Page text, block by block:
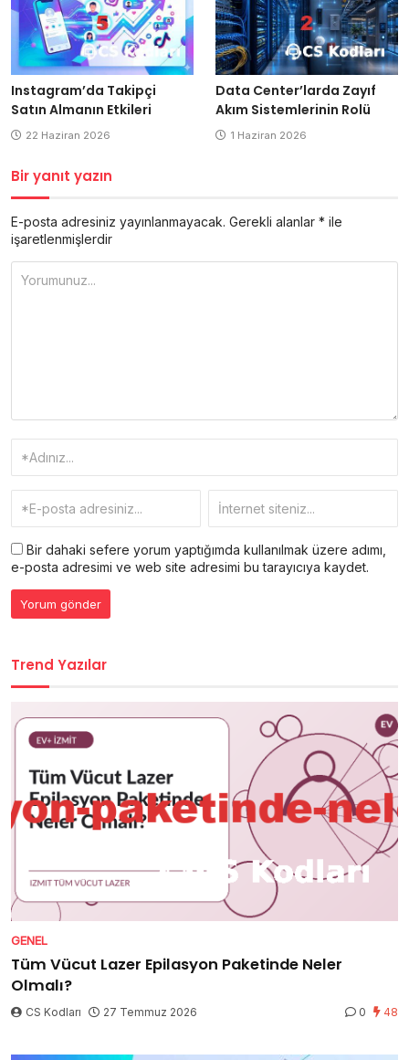
Instagram’da Takipçi
Satın Almanın Etkileri
22 Haziran 2026
Data Center’larda Zayıf
Akım Sistemlerinin Rolü
1 Haziran 2026
Bir yanıt yazın
E-posta adresiniz yayınlanmayacak. Gerekli alanlar * ile
işaretlenmişlerdir
Bir dahaki sefere yorum yaptığımda kullanılmak üzere adımı,
e-posta adresimi ve web site adresimi bu tarayıcıya kaydet.
Trend Yazılar
GENEL
Tüm Vücut Lazer Epilasyon Paketinde Neler
Olmalı?
CS Kodları 27 Temmuz 2026 0 48